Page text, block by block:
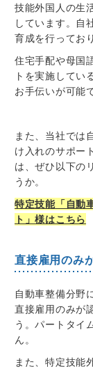
技能外国人の生
しています。自
育成を行ってお
住宅手配や母国
トを実施してい
お手伝いが可能
また、当社では
け入れのサポー
は、ぜひ以下の
うか。
特定技能「自動
ト」様はこちら
直接雇用のみ
自動車整備分野
直接雇用のみが
う。パートタイ
ん。
また、特定技能